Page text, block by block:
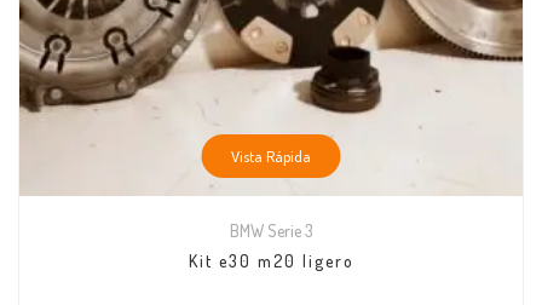
Vista Rápida
BMW Serie 3
Kit e30 m20 ligero